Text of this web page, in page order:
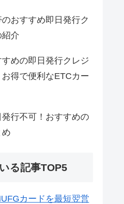
おすすめ即日発行ク
介
めの即日発行クレジ
得で便利なETCカー
行不可！おすすめの
る記事TOP5
カードを最短翌営